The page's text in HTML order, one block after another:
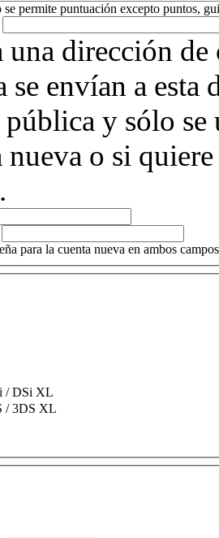
se permite puntuación excepto puntos,
una dirección
se envían a
pública y sólo
nueva o si
para la cuenta nueva en ambos
/ DSi XL
/ 3DS XL